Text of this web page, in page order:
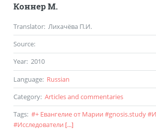
Коннер М.
Translator: Лихачёва П.И.
Source:
Year: 2010
Language: Russian
Category: Articles and commentaries
Tags: #+ Евангелие от Марии #gnosis.study#
#Исследователи [...]